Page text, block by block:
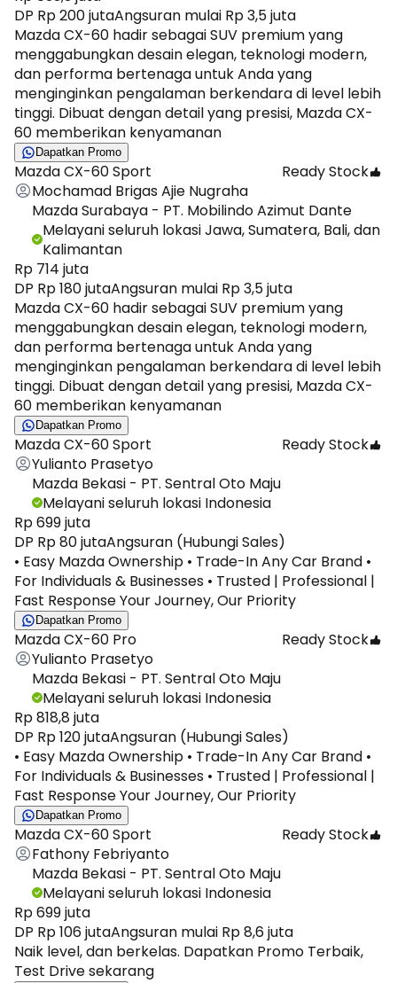
DP Rp 200 jutaAngsuran mulai Rp 3,5 juta
Mazda CX-60 hadir sebagai SUV premium yang
menggabungkan desain elegan, teknologi modern,
dan performa bertenaga untuk Anda yang
menginginkan pengalaman berkendara di level lebih
tinggi. Dibuat dengan detail yang presisi, Mazda CX-
60 memberikan kenyamanan
Dapatkan Promo
Mazda CX-60 Sport
Ready Stock
Mochamad Brigas Ajie Nugraha
Mazda Surabaya - PT. Mobilindo Azimut Dante
Melayani seluruh lokasi Jawa, Sumatera, Bali, dan
Kalimantan
Rp 714 juta
DP Rp 180 jutaAngsuran mulai Rp 3,5 juta
Mazda CX-60 hadir sebagai SUV premium yang
menggabungkan desain elegan, teknologi modern,
dan performa bertenaga untuk Anda yang
menginginkan pengalaman berkendara di level lebih
tinggi. Dibuat dengan detail yang presisi, Mazda CX-
60 memberikan kenyamanan
Dapatkan Promo
Mazda CX-60 Sport
Ready Stock
Yulianto Prasetyo
Mazda Bekasi - PT. Sentral Oto Maju
Melayani seluruh lokasi Indonesia
Rp 699 juta
DP Rp 80 jutaAngsuran (Hubungi Sales)
• Easy Mazda Ownership • Trade-In Any Car Brand •
For Individuals & Businesses • Trusted | Professional |
Fast Response Your Journey, Our Priority
Dapatkan Promo
Mazda CX-60 Pro
Ready Stock
Yulianto Prasetyo
Mazda Bekasi - PT. Sentral Oto Maju
Melayani seluruh lokasi Indonesia
Rp 818,8 juta
DP Rp 120 jutaAngsuran (Hubungi Sales)
• Easy Mazda Ownership • Trade-In Any Car Brand •
For Individuals & Businesses • Trusted | Professional |
Fast Response Your Journey, Our Priority
Dapatkan Promo
Mazda CX-60 Sport
Ready Stock
Fathony Febriyanto
Mazda Bekasi - PT. Sentral Oto Maju
Melayani seluruh lokasi Indonesia
Rp 699 juta
DP Rp 106 jutaAngsuran mulai Rp 8,6 juta
Naik level, dan berkelas. Dapatkan Promo Terbaik,
Test Drive sekarang